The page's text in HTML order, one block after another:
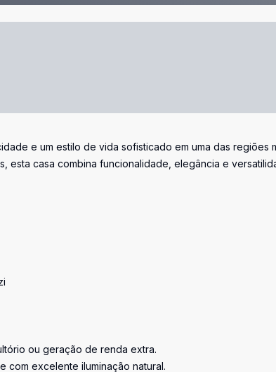
e um estilo de vida sofisticado em uma das regiões
esta casa combina funcionalidade, elegância e
ou geração de renda extra.
com excelente iluminação natural.